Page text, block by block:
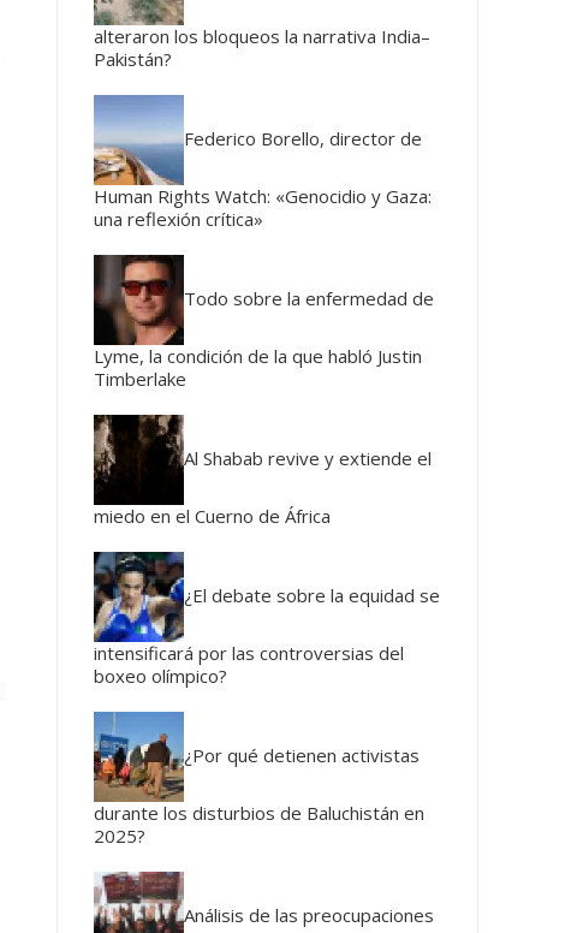
alteraron los bloqueos la narrativa India–
Pakistán?
Federico Borello, director de
Human Rights Watch: «Genocidio y Gaza:
una reflexión crítica»
Todo sobre la enfermedad de
Lyme, la condición de la que habló Justin
Timberlake
Al Shabab revive y extiende el
miedo en el Cuerno de África
¿El debate sobre la equidad se
intensificará por las controversias del
boxeo olímpico?
¿Por qué detienen activistas
durante los disturbios de Baluchistán en
2025?
Análisis de las preocupaciones